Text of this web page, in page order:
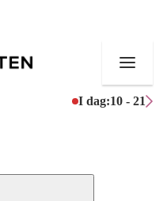
I dag:10 - 21